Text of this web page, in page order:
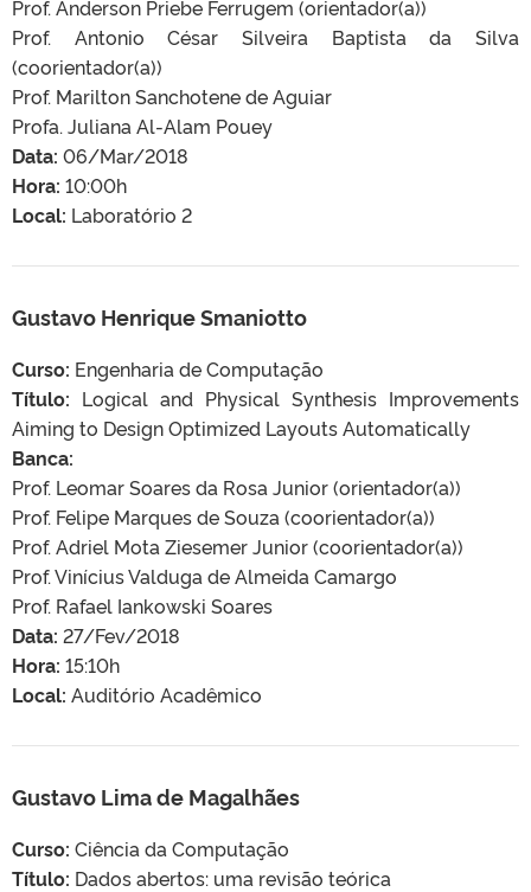
Prof. Anderson Priebe Ferrugem (orientador(a))
Prof. Antonio César Silveira Baptista da Silva
(coorientador(a))
Prof. Marilton Sanchotene de Aguiar
Profa. Juliana Al-Alam Pouey
Data: 06/Mar/2018
Hora: 10:00h
Local: Laboratório 2
Gustavo Henrique Smaniotto
Curso: Engenharia de Computação
Título: Logical and Physical Synthesis Improvements
Aiming to Design Optimized Layouts Automatically
Banca:
Prof. Leomar Soares da Rosa Junior (orientador(a))
Prof. Felipe Marques de Souza (coorientador(a))
Prof. Adriel Mota Ziesemer Junior (coorientador(a))
Prof. Vinícius Valduga de Almeida Camargo
Prof. Rafael Iankowski Soares
Data: 27/Fev/2018
Hora: 15:10h
Local: Auditório Acadêmico
Gustavo Lima de Magalhães
Curso: Ciência da Computação
Título: Dados abertos: uma revisão teórica